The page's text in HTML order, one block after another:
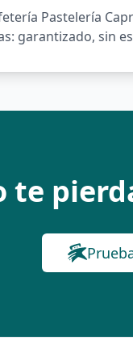
Pastelería
garantizado, sin
te